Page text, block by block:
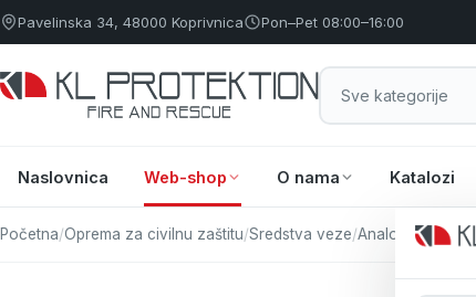
Pavelinska 34, 48000 Koprivnica Pon–Pet 08:00–16:00
Naslovnica Web-shop O nama Katalozi
Početna/Oprema za civilnu zaštitu/Sredstva veze/Analogno